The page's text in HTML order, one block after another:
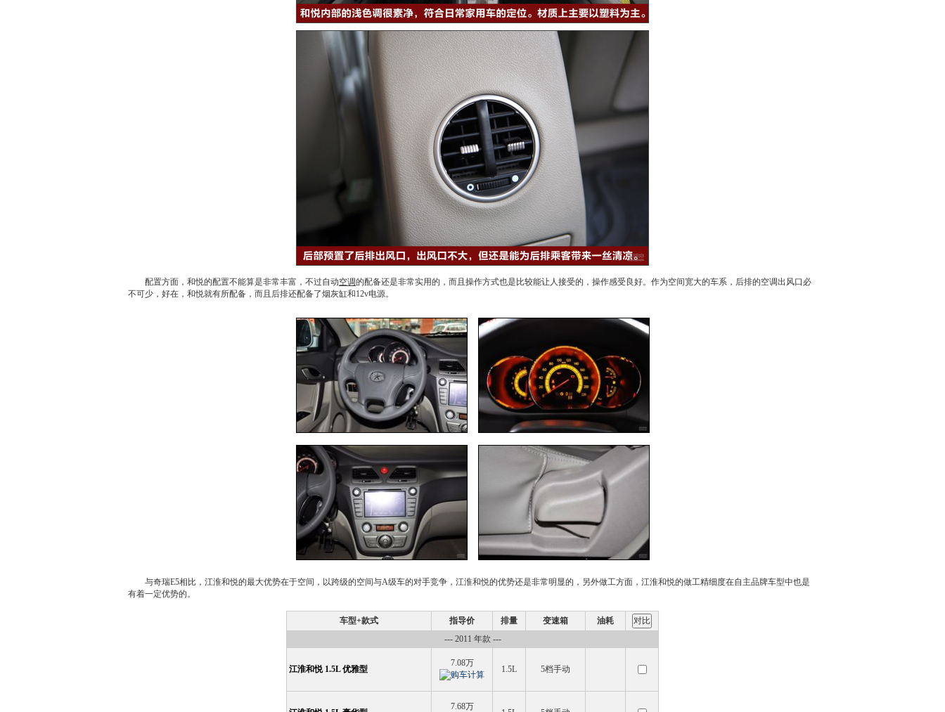
配置方面， 和悦的配置不能算是非常丰富，不过自动空调的配备还是非常实用的，而且操作方式也是比较能让人接受的，操作感受良好。作为空间宽大的车系，后排的空调出风口必
不可少，好在， 和悦就有所配备，而且后排还配备了烟灰缸和12v电源。
与奇瑞E5相比， 江淮和悦的最大优势在于空间，以跨级的空间与A级车的对手竞争， 江淮和悦的优势还是非常明显的，另外做工方面， 江淮和悦的做工精细度在自主品牌车型中也是
有着一定优势的。
车型+款式 指导价 排量 变速箱
油耗
--- 2011 年款 ---
江淮和悦 1.5L 优雅型
7.08万
1.5L 5档手动
7.68万